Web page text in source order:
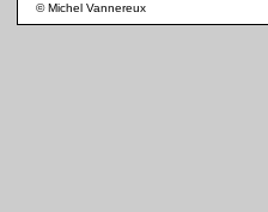
© Michel Vannereux